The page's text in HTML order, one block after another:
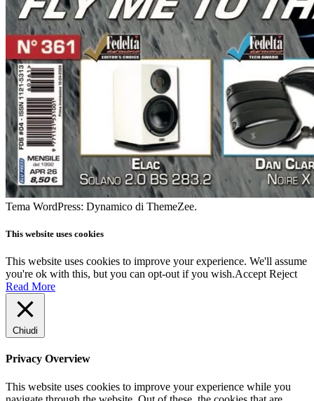
Tema WordPress: Dynamico di ThemeZee.
This website uses cookies
This website uses cookies to improve your experience. We'll assume
you're ok with this, but you can opt-out if you wish.Accept Reject
Read More
Chiudi
Privacy Overview
This website uses cookies to improve your experience while you